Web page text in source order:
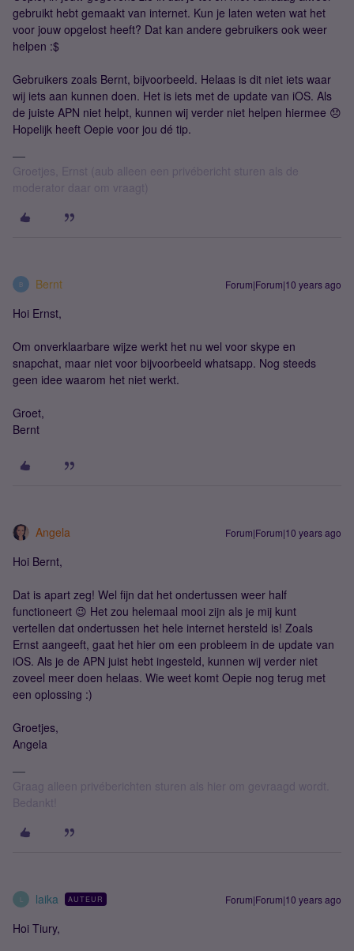
gebruikt hebt gemaakt van internet. Kun je laten weten wat het
voor jouw opgelost heeft? Dat kan andere gebruikers ook weer
helpen :$
Gebruikers zoals Bernt, bijvoorbeeld. Helaas is dit niet iets waar
wij iets aan kunnen doen. Het is iets met de update van iOS. Als
de juiste APN niet helpt, kunnen wij verder niet helpen hiermee 😞
Hopelijk heeft Oepie voor jou dé tip.
Groetjes, Ernst (aub alleen een privébericht sturen als de
moderator daar om vraagt)
B Bernt Forum|Forum|10 years ago
Hoi Ernst,
Om onverklaarbare wijze werkt het nu wel voor skype en
snapchat, maar niet voor bijvoorbeeld whatsapp. Nog steeds
geen idee waarom het niet werkt.
Groet,
Bernt
Angela Forum|Forum|10 years ago
Hoi Bernt,
Dat is apart zeg! Wel fijn dat het ondertussen weer half
functioneert 😉 Het zou helemaal mooi zijn als je mij kunt
vertellen dat ondertussen het hele internet hersteld is! Zoals
Ernst aangeeft, gaat het hier om een probleem in de update van
iOS. Als je de APN juist hebt ingesteld, kunnen wij verder niet
zoveel meer doen helaas. Wie weet komt Oepie nog terug met
een oplossing :)
Groetjes,
Angela
Graag alleen privéberichten sturen als hier om gevraagd wordt.
Bedankt!
laika AUTEUR Forum|Forum|10 years ago
Hoi Tiury,